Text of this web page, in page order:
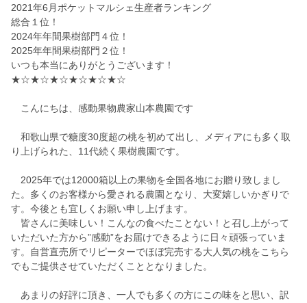
2021年6月ポケットマルシェ生産者ランキング
総合１位！
2024年年間果樹部門４位！
2025年年間果樹部門２位！
いつも本当にありがとうございます！
★☆★☆★☆★☆★☆★☆
こんにちは、感動果物農家山本農園です
和歌山県で糖度30度超の桃を初めて出し、メディアにも多く取
り上げられた、11代続く果樹農園です。
2025年では12000箱以上の果物を全国各地にお贈り致しまし
た。多くのお客様から愛される農園となり、大変嬉しいかぎりで
す。今後とも宜しくお願い申し上げます。
皆さんに美味しい！こんなの食べたことない！と召し上がって
いただいた方から”感動”をお届けできるように日々頑張っていま
す。自営直売所でリピーターでほぼ完売する大人気の桃をこちら
でもご提供させていただくこととなりました。
あまりの好評に頂き、一人でも多くの方にこの味をと思い、訳